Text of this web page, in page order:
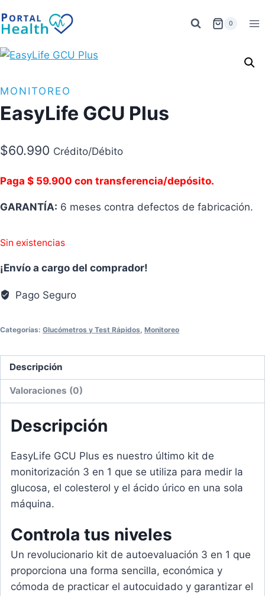
al
0
MONITOREO
EasyLife GCU Plus
$60.990 Crédito/Débito
Paga $ 59.900 con transferencia/depósito.
GARANTÍA: 6 meses contra defectos de fabricación.
Sin existencias
¡Envío a cargo del comprador!
Pago Seguro
Categorías: Glucómetros y Test Rápidos Monitoreo
Descripción
Valoraciones (0)
Descripción
EasyLife GCU Plus es nuestro último kit de
monitorización 3 en 1 que se utiliza para medir la
glucosa, el colesterol y el ácido úrico en una sola
máquina.
Controla tus niveles
Un revolucionario kit de autoevaluación 3 en 1 que
proporciona una forma sencilla, económica y
cómoda de practicar el autocuidado y garantizar el